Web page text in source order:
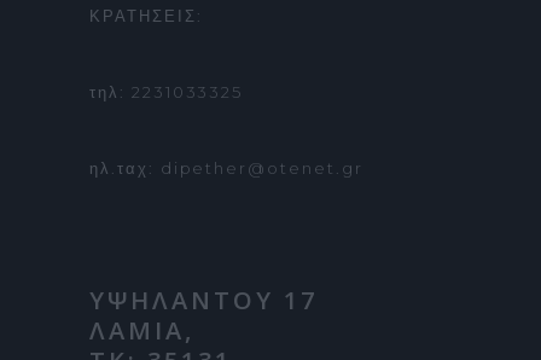
ΚΡΑΤΗΣΕΙΣ:
τηλ: 2231033325
ηλ.ταχ: dipether@otenet.gr
ΥΨΗΛΑΝΤΟΥ 17
ΛΑΜΙΑ,